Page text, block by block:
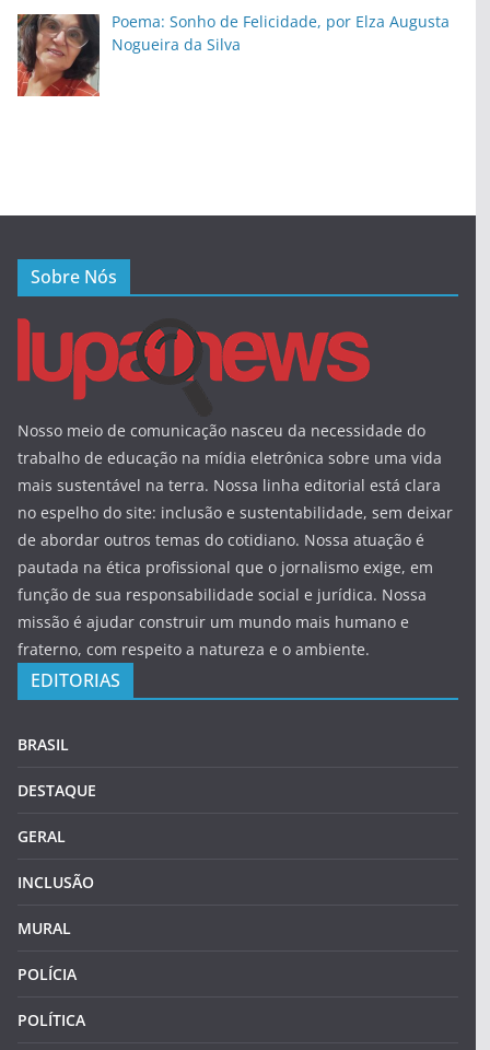
Poema: Sonho de Felicidade, por Elza Augusta
Nogueira da Silva
Sobre Nós
Nosso meio de comunicação nasceu da necessidade do
trabalho de educação na mídia eletrônica sobre uma vida
mais sustentável na terra. Nossa linha editorial está clara
no espelho do site: inclusão e sustentabilidade, sem deixar
de abordar outros temas do cotidiano. Nossa atuação é
pautada na ética profissional que o jornalismo exige, em
função de sua responsabilidade social e jurídica. Nossa
missão é ajudar construir um mundo mais humano e
fraterno, com respeito a natureza e o ambiente.
EDITORIAS
BRASIL
DESTAQUE
GERAL
INCLUSÃO
MURAL
POLÍCIA
POLÍTICA